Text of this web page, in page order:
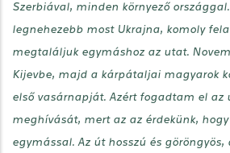
Szerbiával, minden környező
legnehezebb most Ukrajna, komoly
megtaláljuk egymáshoz az utat.
Kijevbe, majd a kárpátaljai magyarok
első vasárnapját. Azért fogadtam el az
meghívását, mert az az érdekünk,
egymással. Az út hosszú és